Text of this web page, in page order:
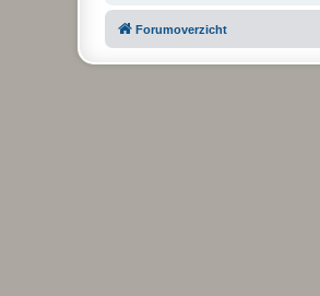
Forumoverzicht